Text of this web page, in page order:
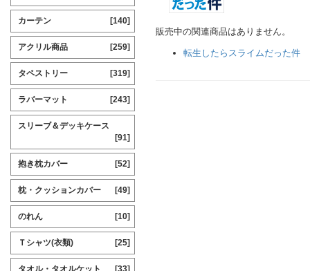
販売中の関連商品はありません。
転生したらスライムだった件
カーテン [140]
アクリル商品 [259]
タペストリー [319]
ラバーマット [243]
スリーブ＆デッキケース
[91]
抱き枕カバー [52]
枕・クッションカバー [49]
のれん [10]
Ｔシャツ(衣類) [25]
タオル・タオルケット [33]